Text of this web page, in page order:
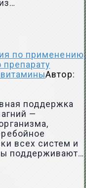
по применению,
Автор:
поддержка
—
всех систем и
поддерживают…